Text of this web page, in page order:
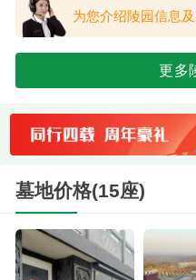
为您介绍陵园信息
更多
墓地价格(15座)